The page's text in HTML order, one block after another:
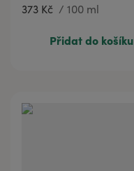
373 Kč / 100 ml
373 Kč
100 ml
Přidat do košíku